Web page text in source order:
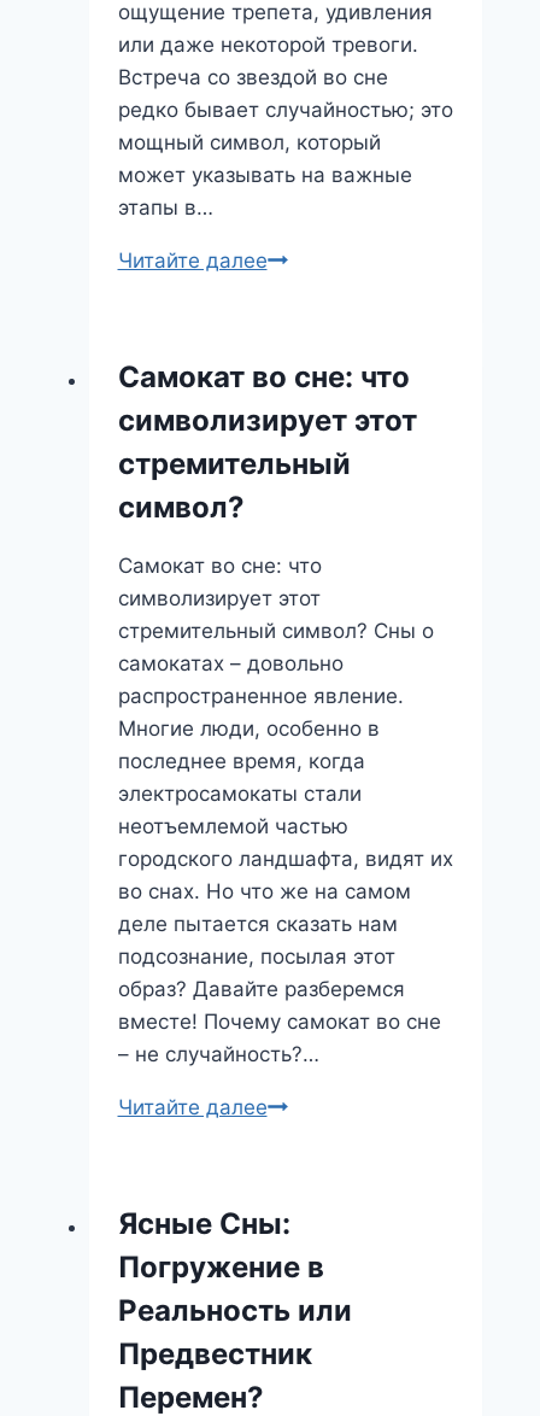
ощущение трепета, удивления
или даже некоторой тревоги.
Встреча со звездой во сне
редко бывает случайностью; это
мощный символ, который
может указывать на важные
этапы в…
Читайте далееЗвездный
сон
со
звездой?
Самокат во сне: что
символизирует этот
стремительный
символ?
Самокат во сне: что
символизирует этот
стремительный символ? Сны о
самокатах – довольно
распространенное явление.
Многие люди, особенно в
последнее время, когда
электросамокаты стали
неотъемлемой частью
городского ландшафта, видят их
во снах. Но что же на самом
деле пытается сказать нам
подсознание, посылая этот
образ? Давайте разберемся
вместе! Почему самокат во сне
– не случайность?…
Читайте далееСамокат
символизирует
этот
стремительный
Ясные Сны:
Погружение в
Реальность или
Предвестник
Перемен?